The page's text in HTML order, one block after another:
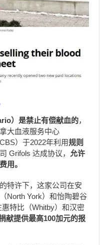
）是禁止有偿献血的，
大血液服务中心
）于2022年利用规则
Grifols 达成协议，
允许
用。
特许下，这家公司在安
North York）和怡陶碧谷
惠特比（Whitby）和汉密
献提供最高100加元的报